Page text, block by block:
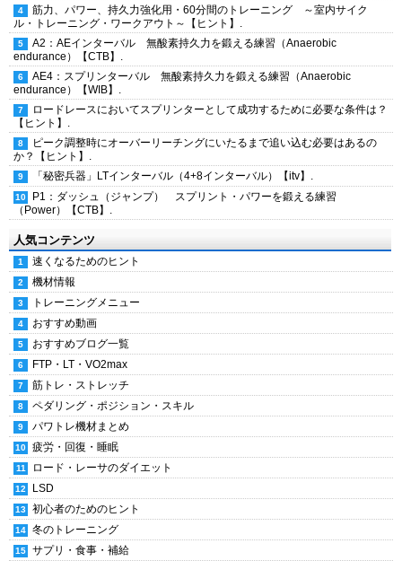
筋力、パワー、持久力強化用・60分間のトレーニング ～室内サイク
ル・トレーニング・ワークアウト～【ヒント】.
A2：AEインターバル 無酸素持久力を鍛える練習（Anaerobic
endurance）【CTB】.
AE4：スプリンターバル 無酸素持久力を鍛える練習（Anaerobic
endurance）【WIB】.
ロードレースにおいてスプリンターとして成功するために必要な条件は？
【ヒント】.
ピーク調整時にオーバーリーチングにいたるまで追い込む必要はあるの
か？【ヒント】.
「秘密兵器」LTインターバル（4+8インターバル）【itv】.
P1：ダッシュ（ジャンプ） スプリント・パワーを鍛える練習
（Power）【CTB】.
人気コンテンツ
速くなるためのヒント
機材情報
トレーニングメニュー
おすすめ動画
おすすめブログ一覧
FTP・LT・VO2max
筋トレ・ストレッチ
ペダリング・ポジション・スキル
パワトレ機材まとめ
疲労・回復・睡眠
ロード・レーサのダイエット
LSD
初心者のためのヒント
冬のトレーニング
サプリ・食事・補給